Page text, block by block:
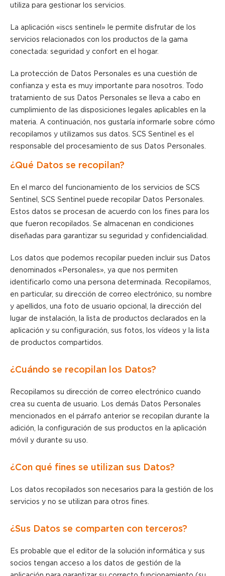
utiliza para gestionar los servicios.
La aplicación «iscs sentinel» le permite disfrutar de los
servicios relacionados con los productos de la gama
conectada: seguridad y confort en el hogar.
La protección de Datos Personales es una cuestión de
confianza y esta es muy importante para nosotros. Todo
tratamiento de sus Datos Personales se lleva a cabo en
cumplimiento de las disposiciones legales aplicables en la
materia. A continuación, nos gustaría informarle sobre cómo
recopilamos y utilizamos sus datos. SCS Sentinel es el
responsable del procesamiento de sus Datos Personales.
¿Qué Datos se recopilan?
En el marco del funcionamiento de los servicios de SCS
Sentinel, SCS Sentinel puede recopilar Datos Personales.
Estos datos se procesan de acuerdo con los fines para los
que fueron recopilados. Se almacenan en condiciones
diseñadas para garantizar su seguridad y confidencialidad.
Los datos que podemos recopilar pueden incluir sus Datos
denominados «Personales», ya que nos permiten
identificarlo como una persona determinada. Recopilamos,
en particular, su dirección de correo electrónico, su nombre
y apellidos, una foto de usuario opcional, la dirección del
lugar de instalación, la lista de productos declarados en la
aplicación y su configuración, sus fotos, los vídeos y la lista
de productos compartidos.
¿Cuándo se recopilan los Datos?
Recopilamos su dirección de correo electrónico cuando
crea su cuenta de usuario. Los demás Datos Personales
mencionados en el párrafo anterior se recopilan durante la
adición, la configuración de sus productos en la aplicación
móvil y durante su uso.
¿Con qué fines se utilizan sus Datos?
Los datos recopilados son necesarios para la gestión de los
servicios y no se utilizan para otros fines.
¿Sus Datos se comparten con terceros?
Es probable que el editor de la solución informática y sus
socios tengan acceso a los datos de gestión de la